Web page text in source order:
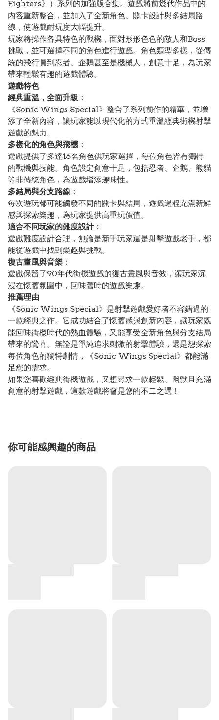
Fighters》）系列的加強版合集。遊戲將前幾代作品中的
內容重新整合，並加入了全新角色、關卡設計與多結局路
線，使遊戲耐玩度大幅提升。
玩家將操作各具特色的戰機，面對形形色色的敵人和Boss
挑戰，並可選擇不同的角色進行遊戲。角色類型多樣，從傳
統的飛行員到忍者、企鵝甚至是機械人，創意十足，為玩家
帶來輕鬆有趣的遊戲體驗。
遊戲特色
經典重溫，全面升級 ：
《Sonic Wings Special》整合了系列前作的精華，並增
添了全新內容，讓玩家能以現代化的方式重溫經典街機射擊
遊戲的魅力。
多樣化的角色與飛機 ：
遊戲提供了多達16名角色供玩家選擇，每位角色皆有獨特
的戰機與技能。角色設定創意十足，包括忍者、企鵝、熊貓
等非傳統角色，為遊戲增添趣味性。
多結局與分支路線 ：
每次遊玩都可能觸發不同的關卡與結局，遊戲過程充滿新鮮
感與探索樂趣，為玩家提供高重玩價值。
適合不同玩家的難度設計：
遊戲難度設計合理，無論是新手玩家還是射擊遊戲老手，都
能從遊戲中找到樂趣與挑戰。
復古畫風與音樂 ：
遊戲保留了90年代街機遊戲的復古畫風與音效，讓玩家沉
浸在懷舊氛圍中，回味舊時的遊戲樂趣。
推薦理由
《Sonic Wings Special》是射擊遊戲愛好者不容錯過的
一款經典之作。它成功結合了懷舊感與創新內容，讓玩家既
能回味街機時代的熱血體驗，又能享受全新角色與分支結局
帶來的驚喜。無論是單純追求刺激的射擊體驗，還是想探索
每位角色的獨特劇情，《Sonic Wings Special》都能滿
足您的需求。
如果您喜歡經典街機遊戲，又想尋求一款輕鬆、幽默且充滿
創意的射擊遊戲，這款遊戲將會是您的不二之選！
你可能感興趣的商品